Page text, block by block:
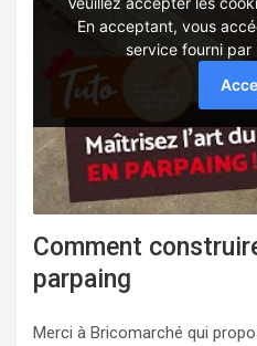
Comment
parpaing
Merci à Bricomarché qui